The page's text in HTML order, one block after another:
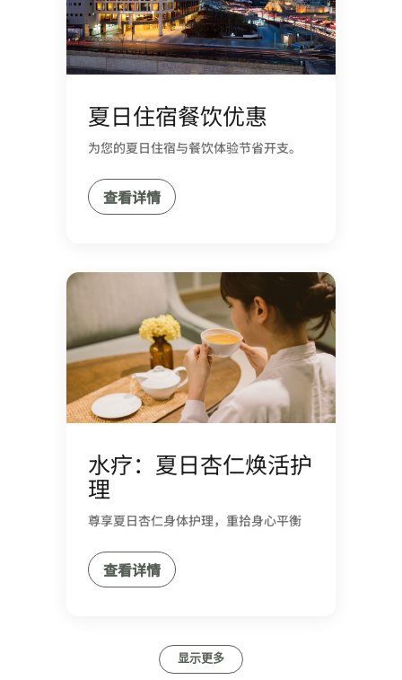
夏日住宿餐饮优惠
为您的夏日住宿与餐饮体验节省开支。
查看详情
水疗：夏日杏仁焕活护
理
尊享夏日杏仁身体护理，重拾身心平衡
查看详情
显示更多